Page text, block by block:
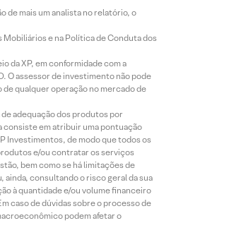
de mais um analista no relatório, o
Mobiliários e na Política de Conduta dos
da XP, em conformidade com a
O assessor de investimento não pode
qualquer operação no mercado de
adequação dos produtos por
consiste em atribuir uma pontuação
Investimentos, de modo que todos os
e/ou contratar os serviços
bem como se há limitações de
consultando o risco geral da sua
à quantidade e/ou volume financeiro
caso de dúvidas sobre o processo de
podem afetar o